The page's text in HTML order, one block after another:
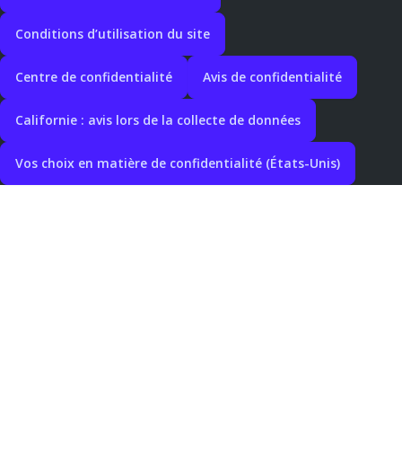
Conditions d’utilisation du site
Centre de confidentialité Avis de confidentialité
Californie : avis lors de la collecte de données
Vos choix en matière de confidentialité (États-Unis)